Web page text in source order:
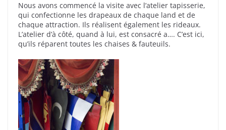
Nous avons commencé la visite avec l’atelier tapisserie,
qui confectionne les drapeaux de chaque land et de
chaque attraction. Ils réalisent également les rideaux.
L’atelier d’à côté, quand à lui, est consacré a…. C’est ici,
qu’ils réparent toutes les chaises & fauteuils.